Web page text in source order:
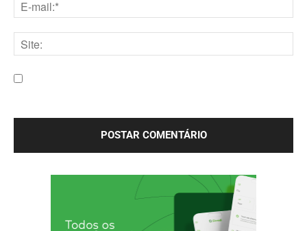
mail:*